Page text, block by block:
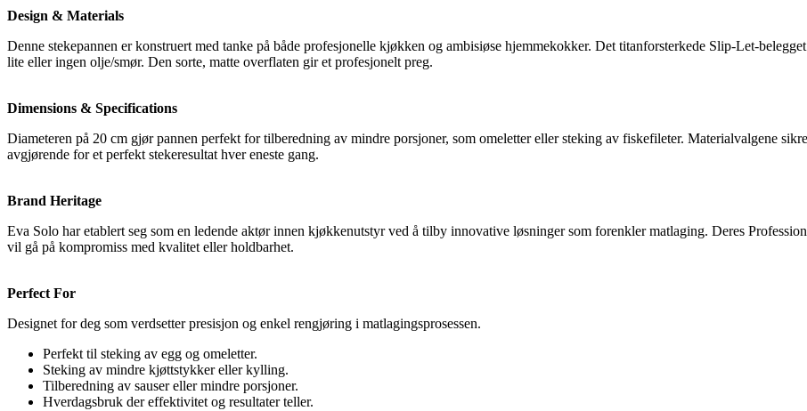
Design & Materials
Denne stekepannen er konstruert med tanke på både profesjonelle kjøkken og ambisiøse hjemmekokker. Det titanforsterkede Slip-Let-
lite eller ingen olje/smør. Den sorte, matte overflaten gir et profesjonelt preg.
Dimensions & Specifications
Diameteren på 20 cm gjør pannen perfekt for tilberedning av mindre porsjoner, som omeletter eller steking av fiskefileter. Materialvalgene
avgjørende for et perfekt stekeresultat hver eneste gang.
Brand Heritage
Eva Solo har etablert seg som en ledende aktør innen kjøkkenutstyr ved å tilby innovative løsninger som forenkler matlaging. Deres
vil gå på kompromiss med kvalitet eller holdbarhet.
Perfect For
Designet for deg som verdsetter presisjon og enkel rengjøring i matlagingsprosessen.
Perfekt til steking av egg og omeletter.
Steking av mindre kjøttstykker eller kylling.
Tilberedning av sauser eller mindre porsjoner.
Hverdagsbruk der effektivitet og resultater teller.